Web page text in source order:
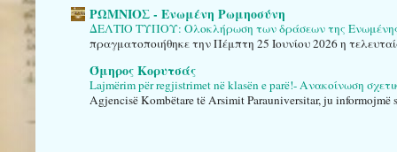
ΡΩΜΝΙΟΣ - Ενωμένη Ρωμηοσύνη
ΔΕΛΤΙΟ ΤΥΠΟΥ: Ολοκλήρωση των δράσεων της Ενωμένης
πραγματοποιήθηκε την Πέμπτη 25 Ιουνίου 2026 η
Όμηρος Κορυτσάς
Lajmërim për regjistrimet në klasën e parë!- Ανακοίνωση
Agjencisë Kombëtare të Arsimit Parauniversitar, ju informojmë